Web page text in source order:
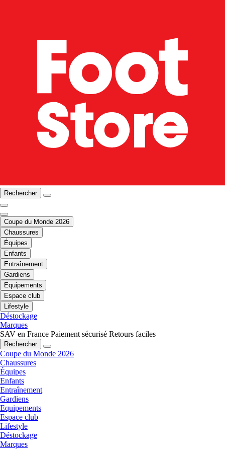
Rechercher
Coupe du Monde 2026
Chaussures
Équipes
Enfants
Entraînement
Gardiens
Equipements
Espace club
Lifestyle
Déstockage
Marques
SAV en France Paiement sécurisé Retours faciles
Rechercher
Coupe du Monde 2026
Chaussures
Équipes
Enfants
Entraînement
Gardiens
Equipements
Espace club
Lifestyle
Déstockage
Marques